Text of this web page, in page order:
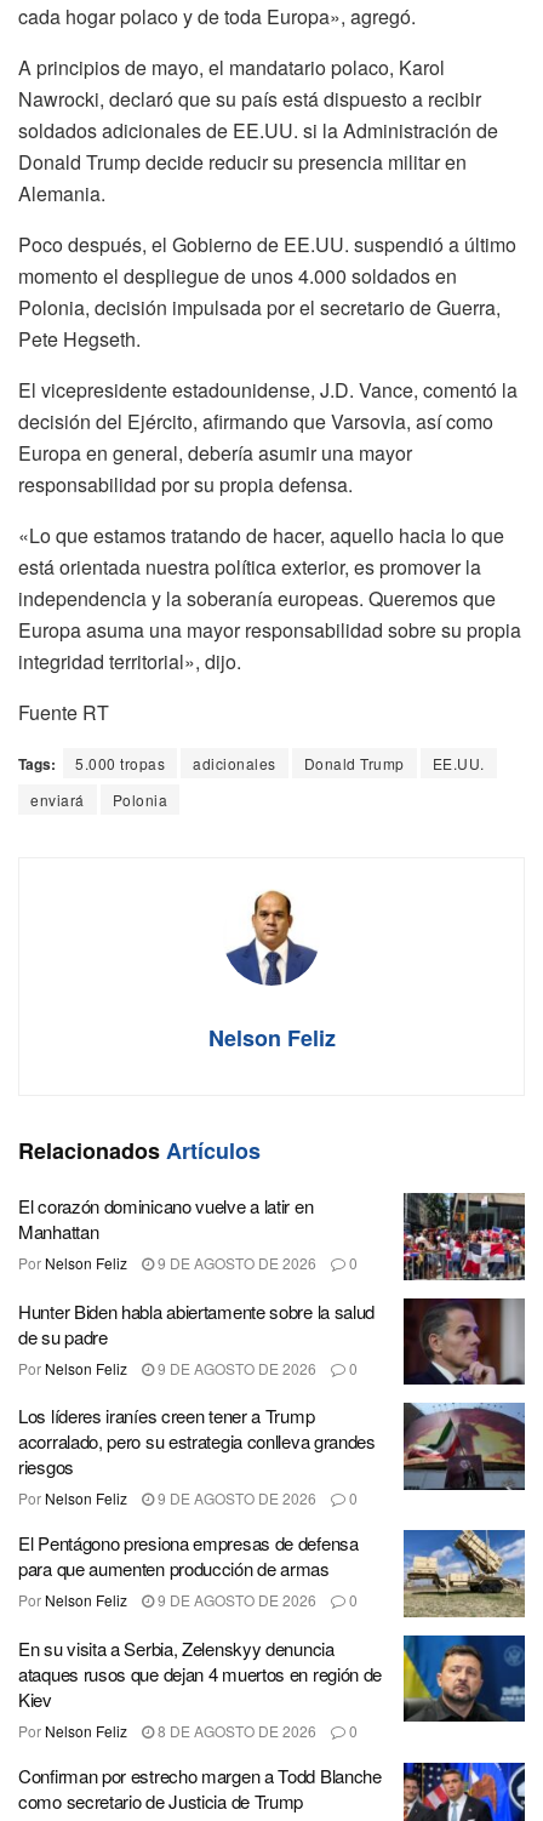
cada hogar polaco y de toda Europa», agregó.
A principios de mayo, el mandatario polaco, Karol
Nawrocki, declaró que su país está dispuesto a recibir
soldados adicionales de EE.UU. si la Administración de
Donald Trump decide reducir su presencia militar en
Alemania.
Poco después, el Gobierno de EE.UU. suspendió a último
momento el despliegue de unos 4.000 soldados en
Polonia, decisión impulsada por el secretario de Guerra,
Pete Hegseth.
El vicepresidente estadounidense, J.D. Vance, comentó la
decisión del Ejército, afirmando que Varsovia, así como
Europa en general, debería asumir una mayor
responsabilidad por su propia defensa.
«Lo que estamos tratando de hacer, aquello hacia lo que
está orientada nuestra política exterior, es promover la
independencia y la soberanía europeas. Queremos que
Europa asuma una mayor responsabilidad sobre su propia
integridad territorial», dijo.
Fuente RT
Tags: 5.000 tropas adicionales Donald Trump
EE.UU.
enviará
Polonia
Nelson Feliz
RelacionadosArtículos
El corazón dominicano vuelve a latir en
Manhattan
Por Nelson Feliz 9 DE AGOSTO DE 2026 0
Hunter Biden habla abiertamente sobre la salud
de su padre
Por Nelson Feliz 9 DE AGOSTO DE 2026 0
Los líderes iraníes creen tener a Trump
acorralado, pero su estrategia conlleva grandes
riesgos
Por Nelson Feliz 9 DE AGOSTO DE 2026 0
El Pentágono presiona empresas de defensa
para que aumenten producción de armas
Por Nelson Feliz 9 DE AGOSTO DE 2026 0
En su visita a Serbia, Zelenskyy denuncia
ataques rusos que dejan 4 muertos en región de
Kiev
Por Nelson Feliz 8 DE AGOSTO DE 2026 0
Confirman por estrecho margen a Todd Blanche
como secretario de Justicia de Trump